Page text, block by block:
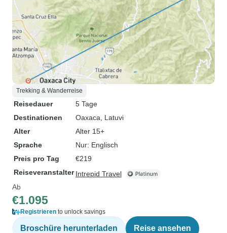
Trekking & Wanderreise
Reisedauer
5 Tage
Destinationen
Oaxaca , Latuvi
Alter
Alter 15+
Sprache
Nur: Englisch
Preis pro Tag
€219
Reiseveranstalter Intrepid Travel
Ab
€1.095
Registrieren to unlock savings
Broschüre herunterladen Reise ansehen